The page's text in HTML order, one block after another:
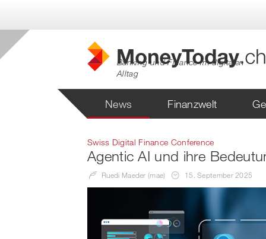
Banking und Finance im digitalen
Alltag
News Finanzwelt
Swiss Digital Finance Conference
Agentic AI und ihre
Ruedi Maeder (mae) 15. September 2025